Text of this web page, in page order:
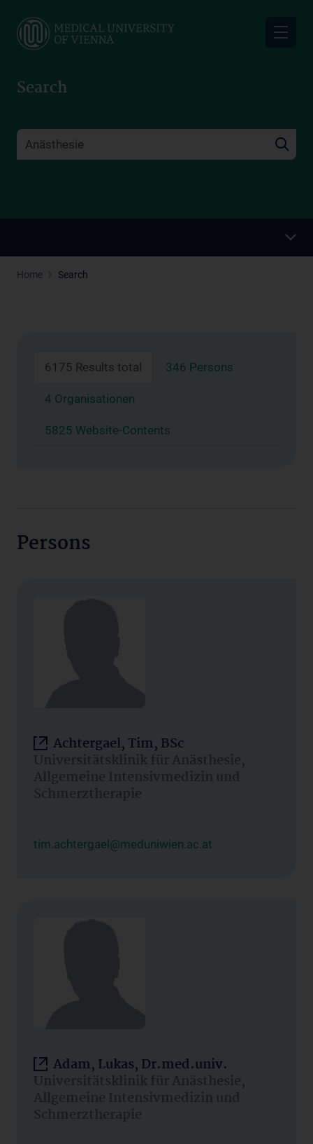
main
Search
Home Search
6175 Results total 346 Persons
4 Organisationen
5825 Website-Contents
Persons
Achtergael, Tim, BSc
Universitätsklinik für Anästhesie,
Allgemeine Intensivmedizin und
Schmerztherapie
tim.achtergael@meduniwien.ac.at
Adam, Lukas, Dr.med.univ.
Universitätsklinik für Anästhesie,
Allgemeine Intensivmedizin und
Schmerztherapie